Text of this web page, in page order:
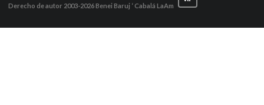
Derecho de autor 2003-2026Benei Baruj ‘ Cabalá LaAm